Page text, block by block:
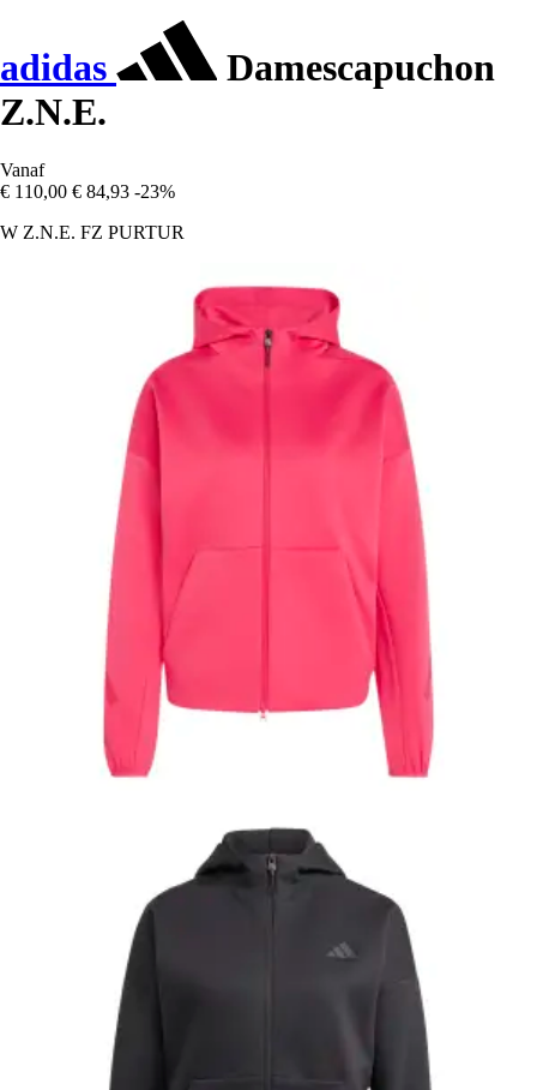
adidas
Damescapuchon
Z.N.E.
Vanaf
€ 110,00 € 84,93 -23%
W Z.N.E. FZ PURTUR